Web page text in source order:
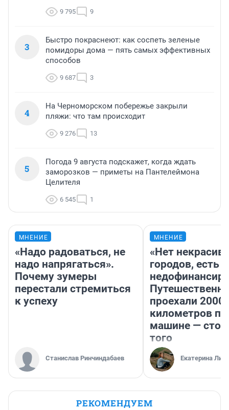
9 795 9
3
Быстро покраснеют: как соспеть зеленые
помидоры дома — пять самых эффективных
способов
9 687 3
4
На Черноморском побережье закрыли
пляжи: что там происходит
9 276 13
5
Погода 9 августа подскажет, когда ждать
заморозков — приметы на Пантелеймона
Целителя
6 545 1
МНЕНИЕ
«Надо радоваться, не
надо напрягаться».
Почему зумеры
перестали стремиться
к успеху
Станислав Ринчиндабаев
МНЕНИЕ
«Нет
городов, есть
проехали 2000
километров по
машине —
того
Екатерина
РЕКОМЕНДУЕМ